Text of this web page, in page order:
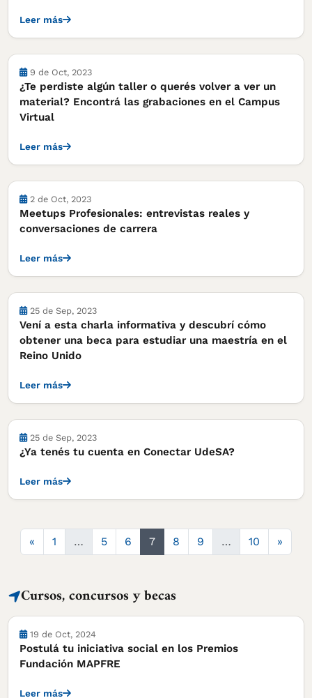
Leer más
Actividades
9 de Oct, 2023
¿Te perdiste algún taller o querés volver a ver un
material? Encontrá las grabaciones en el Campus
Virtual
Leer más
Actividades
2 de Oct, 2023
Meetups Profesionales: entrevistas reales y
conversaciones de carrera
Leer más
Actividades
25 de Sep, 2023
Vení a esta charla informativa y descubrí cómo
obtener una beca para estudiar una maestría en el
Reino Unido
Leer más
Actividades
25 de Sep, 2023
¿Ya tenés tu cuenta en Conectar UdeSA?
Leer más
« Anterior
1 … 5 6 7 8 9 … 10 »
Cursos, concursos y becas
Cursos, concursos y becas
19 de Oct, 2024
Postulá tu iniciativa social en los Premios
Fundación MAPFRE
Leer más